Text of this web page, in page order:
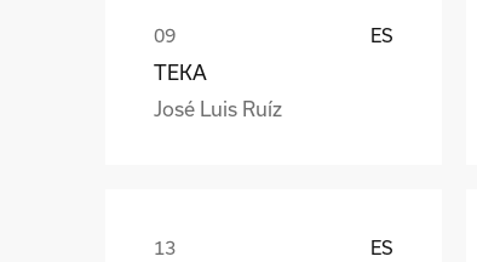
ES
TEKA
José Luis Ruíz
ES